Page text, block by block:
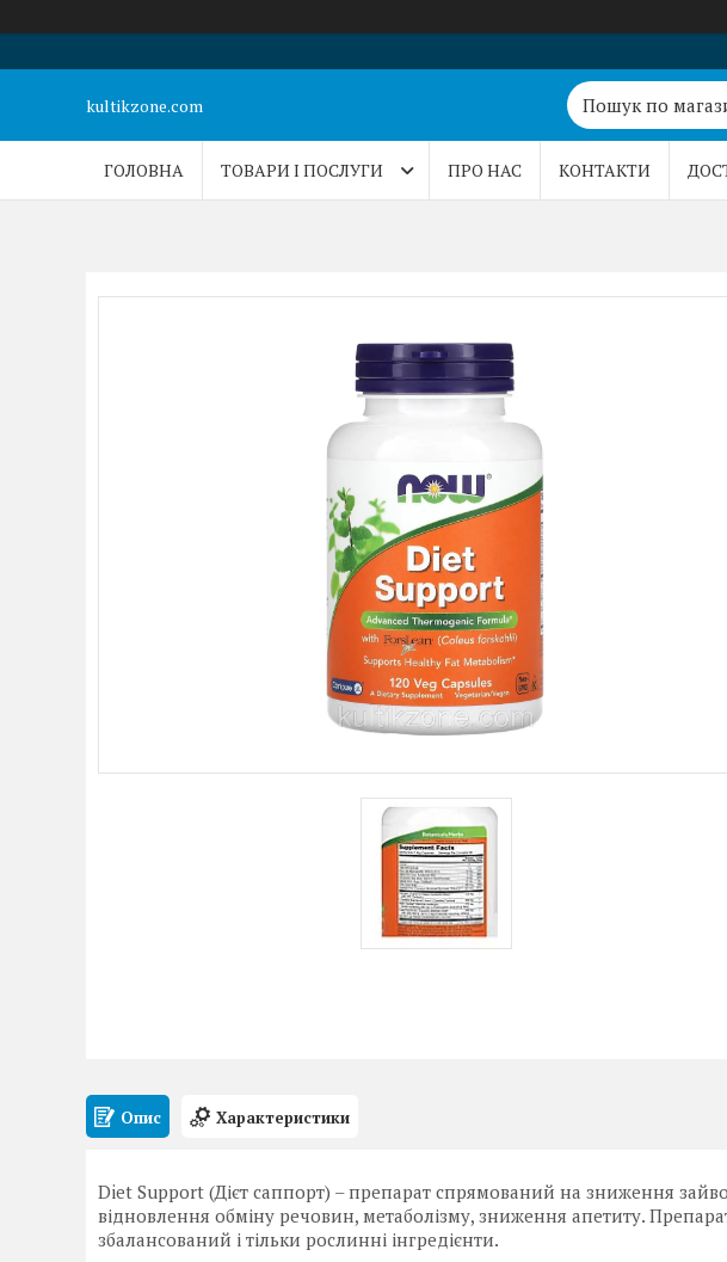
kultikzone.com
ГОЛОВНА ТОВАРИ І ПОСЛУГИ ПРО НАС КОНТАКТИ
Опис Характеристики
Diet Support (Дієт саппорт) – препарат спрямований на зниження
відновлення обміну речовин, метаболізму, зниження апетиту.
збалансований і тільки рослинні інгредієнти.